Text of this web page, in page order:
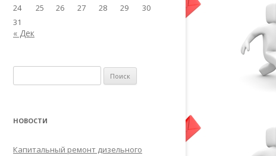
24
25 26 27 28 29
30
31
« Дек
НОВОСТИ
Капитальный ремонт дизельного